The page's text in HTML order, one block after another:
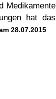
Medikamente
hat das